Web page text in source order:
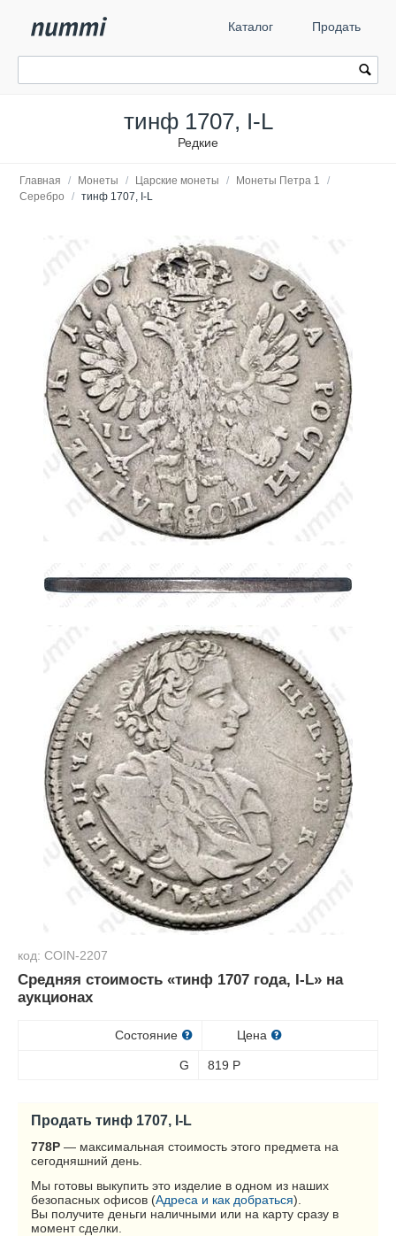
Каталог Продать
тинф 1707, I-L
Редкие
Главная / Монеты / Царские монеты / Монеты Петра 1
/
Серебро
/ тинф 1707, I-L
код: COIN-2207
Средняя стоимость «тинф 1707 года, I-L» на
аукционах
Состояние Цена
G 819 Р
Продать тинф 1707, I-L
778Р — максимальная стоимость этого предмета на
сегодняшний день.
Мы готовы выкупить это изделие в одном из наших
безопасных офисов (Адреса и как добраться).
Вы получите деньги наличными или на карту сразу в
момент сделки.